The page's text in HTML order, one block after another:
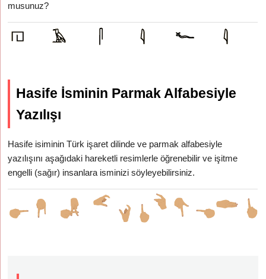
musunuz?
Hasife İsminin Parmak Alfabesiyle
Yazılışı
Hasife isiminin Türk işaret dilinde ve parmak alfabesiyle
yazılışını aşağıdaki hareketli resimlerle öğrenebilir ve işitme
engelli (sağır) insanlara isminizi söyleyebilirsiniz.